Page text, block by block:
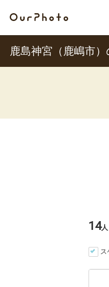
鹿島神宮（鹿嶋市
14人